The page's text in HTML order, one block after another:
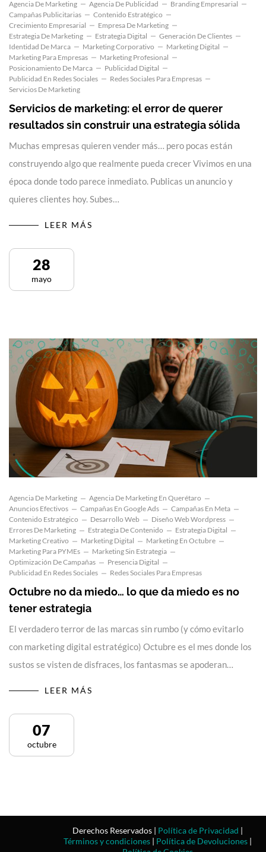
Agencia De Marketing Agencia De Publicidad
Branding Empresarial
Campañas Publicitarias
Contenido Estratégico
Crecimiento Empresarial
Empresa De Marketing
Estrategia De Marketing
Estrategia Digital
Generación De Clientes
Identidad De Marca
Marketing Corporativo
Marketing Digital
Marketing Para Empresas
Marketing Profesional
Posicionamiento De Marca
Publicidad Digital
Publicidad En Redes Sociales
Redes Sociales Para Empresas
Servicios De Marketing
Servicios de marketing: el error de querer
resultados sin construir una estrategia sólida
Muchas empresas quieren vender más… pero pocas están
construyendo algo que realmente pueda crecer Vivimos en una
época donde todo parece inmediato. Publicas un anuncio y
quieres clientes hoy. Subes…
LEER MÁS
28
mayo
Agencia De Marketing
Agencia De Marketing En Querétaro
Anuncios Efectivos
Campañas En Google Ads
Campañas En Meta
Contenido Estratégico
Desarrollo Web
Diseño Web Wordpress
Errores De Marketing
Estrategia De Contenido
Estrategia Digital
Marketing Creativo
Marketing Digital
Marketing En Octubre
Marketing Para PYMEs
Marketing Sin Estrategia
Optimización De Campañas
Presencia Digital
Publicidad En Redes Sociales
Redes Sociales Para Empresas
Octubre no da miedo… lo que da miedo es no
tener estrategia
El verdadero terror de las marcas sin rumbo (y cómo evitarlo
con marketing digital estratégico) Octubre es el mes donde los
sustos se visten de disfraces, los fantasmas se apoderan…
LEER MÁS
07
octubre
Derechos Reservados | Política de Privacidad
Términos y condiciones
Política de Devoluciones